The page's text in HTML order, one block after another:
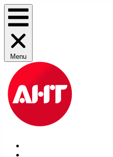
Menu